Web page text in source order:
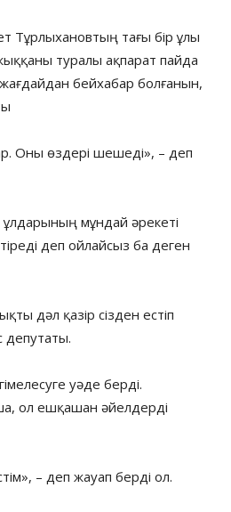
Тұрлыхановтың тағы бір ұлы
туралы ақпарат пайда
бейхабар болғанын,
Оны өздері шешеді», – деп
мұндай әрекеті
деп ойлайсыз ба деген
дәл қазір сізден естіп
депутаты.
уәде берді.
ол ешқашан әйелдерді
– деп жауап берді ол.